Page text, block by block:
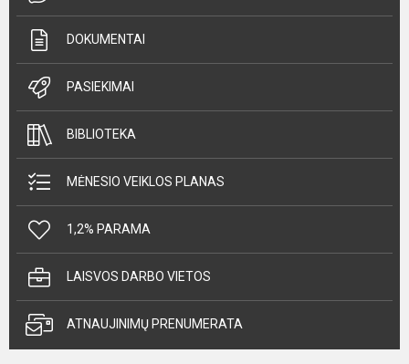
DOKUMENTAI
PASIEKIMAI
BIBLIOTEKA
MĖNESIO VEIKLOS PLANAS
1,2% PARAMA
LAISVOS DARBO VIETOS
ATNAUJINIMŲ PRENUMERATA